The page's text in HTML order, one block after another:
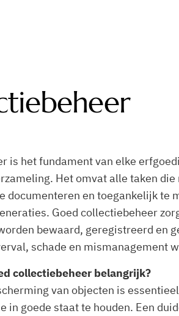
is het fundament van elke
Het omvat alle taken
documenteren en toegankelijk te
Goed collectiebeheer
bewaard, geregistreerd en
schade en mismanagement
collectiebeheer belangrijk?
van objecten is
in goede staat te houden. Een